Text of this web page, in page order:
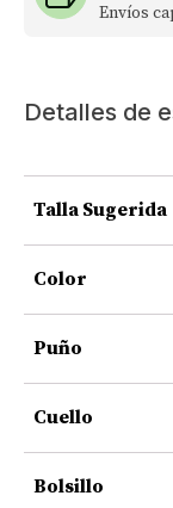
Envíos
Detalles de
Talla Sugerida
Color
Puño
Cuello
Bolsillo